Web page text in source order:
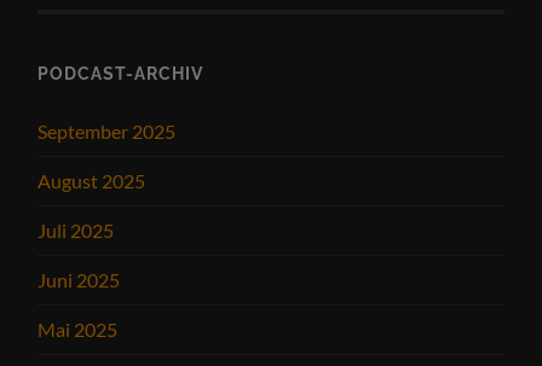
PODCAST-ARCHIV
September 2025
August 2025
Juli 2025
Juni 2025
Mai 2025